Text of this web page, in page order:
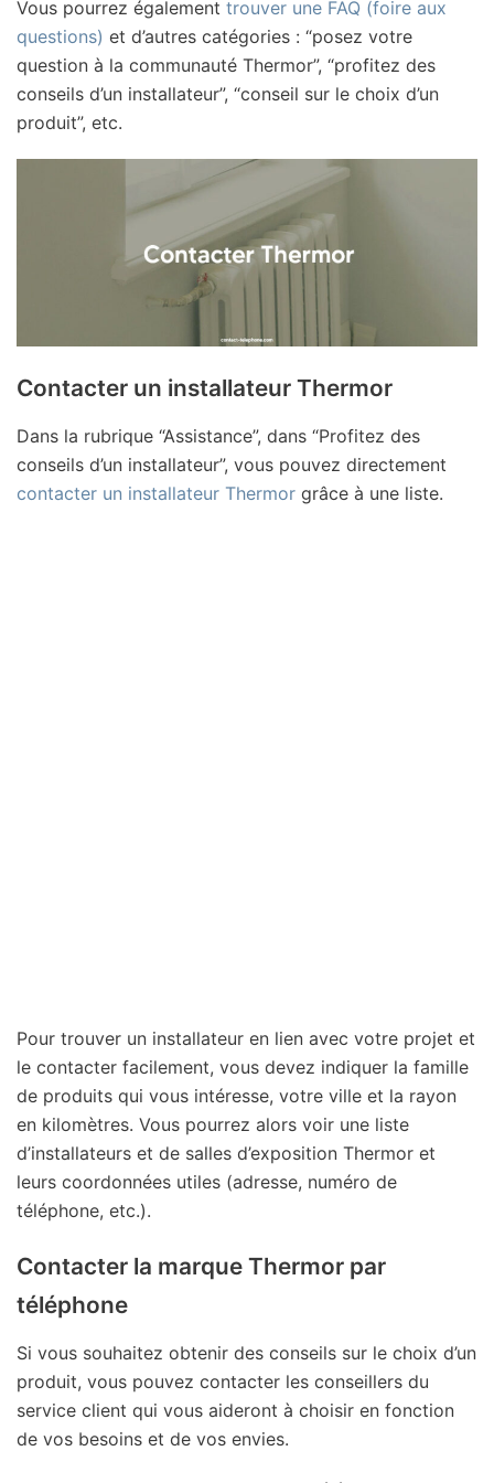
Vous pourrez également trouver une FAQ (foire aux
questions) et d’autres catégories : “posez votre
question à la communauté Thermor”, “profitez des
conseils d’un installateur”, “conseil sur le choix d’un
produit”, etc.
Contacter un installateur Thermor
Dans la rubrique “Assistance”, dans “Profitez des
conseils d’un installateur”, vous pouvez directement
contacter un installateur Thermor grâce à une liste.
Pour trouver un installateur en lien avec votre projet et
le contacter facilement, vous devez indiquer la famille
de produits qui vous intéresse, votre ville et la rayon
en kilomètres. Vous pourrez alors voir une liste
d’installateurs et de salles d’exposition Thermor et
leurs coordonnées utiles (adresse, numéro de
téléphone, etc.).
Contacter la marque Thermor par
téléphone
Si vous souhaitez obtenir des conseils sur le choix d’un
produit, vous pouvez contacter les conseillers du
service client qui vous aideront à choisir en fonction
de vos besoins et de vos envies.